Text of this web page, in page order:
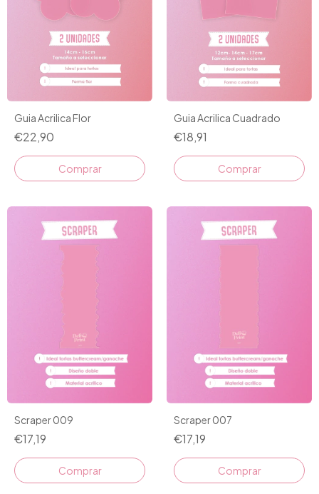
Guia Acrilica Flor
€22,90
Comprar
Guia Acrilica Cuadrado
€18,91
Comprar
Scraper 009
€17,19
Scraper 007
€17,19